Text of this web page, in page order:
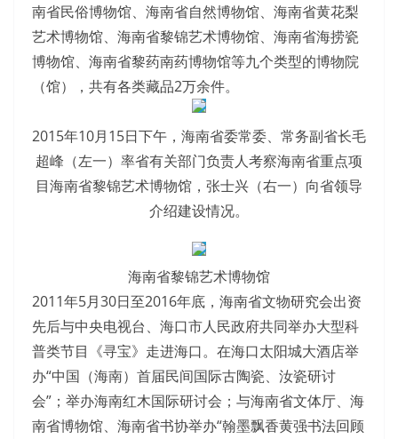
南省民俗博物馆、海南省自然博物馆、海南省黄花梨
艺术博物馆、海南省黎锦艺术博物馆、海南省海捞瓷
博物馆、海南省黎药南药博物馆等九个类型的博物院
（馆），共有各类藏品2万余件。
2015年10月15日下午，海南省委常委、常务副省长毛
超峰（左一）率省有关部门负责人考察海南省重点项
目海南省黎锦艺术博物馆，张士兴（右一）向省领导
介绍建设情况。
海南省黎锦艺术博物馆
2011年5月30日至2016年底，海南省文物研究会出资
先后与中央电视台、海口市人民政府共同举办大型科
普类节目《寻宝》走进海口。在海口太阳城大酒店举
办“中国（海南）首届民间国际古陶瓷、汝瓷研讨
会”；举办海南红木国际研讨会；与海南省文体厅、海
南省博物馆、海南省书协举办“翰墨飘香黄强书法回顾